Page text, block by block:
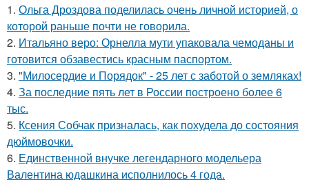
1. Ольга Дроздова поделилась очень личной историей, о
которой раньше почти не говорила.
2. Итальяно веро: Орнелла мути упаковала чемоданы и
готовится обзавестись красным паспортом.
3. "Милосердие и Порядок" - 25 лет с заботой о земляках!
4. За последние пять лет в России построено более 6
тыс.
5. Ксения Собчак призналась, как похудела до состояния
дюймовочки.
6. Единственной внучке легендарного модельера
Валентина юдашкина исполнилось 4 года.